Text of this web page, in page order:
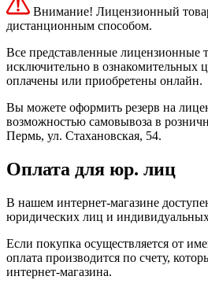
Внимание! Лицензионный
дистанционным способом.
Все представленные лицензионные
исключительно в ознакомительных
оплачены или приобретены онлайн.
Вы можете оформить резерв на
возможностью самовывоза в
Пермь, ул. Стахановская, 54.
Оплата для юр. лиц
В нашем интернет-магазине
юридических лиц и
Если покупка осуществляется от
оплата производится по счету,
интернет-магазина.